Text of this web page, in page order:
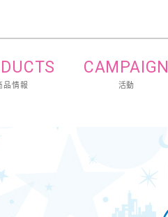
品情報
CAMPAIGN
活動